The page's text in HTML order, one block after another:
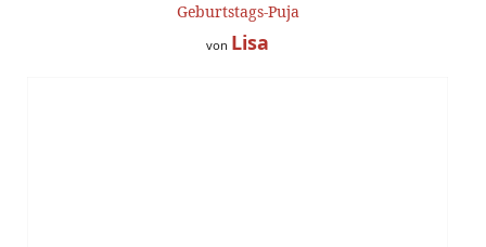
Geburtstags-Puja
von Lisa